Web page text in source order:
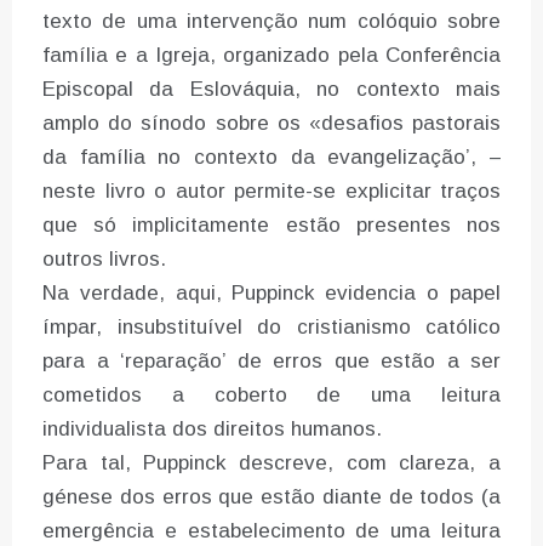
texto de uma intervenção num colóquio sobre
família e a Igreja, organizado pela Conferência
Episcopal da Eslováquia, no contexto mais
amplo do sínodo sobre os «desafios pastorais
da família no contexto da evangelização’, –
neste livro o autor permite-se explicitar traços
que só implicitamente estão presentes nos
outros livros.
Na verdade, aqui, Puppinck evidencia o papel
ímpar, insubstituível do cristianismo católico
para a ‘reparação’ de erros que estão a ser
cometidos a coberto de uma leitura
individualista dos direitos humanos.
Para tal, Puppinck descreve, com clareza, a
génese dos erros que estão diante de todos (a
emergência e estabelecimento de uma leitura